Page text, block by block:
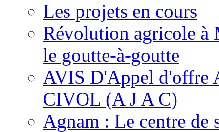
Les projets en cours
Révolution agricole à
le goutte-à-goutte
AVIS D'Appel d'offre
CIVOL (A J A C)
Agnam : Le centre de